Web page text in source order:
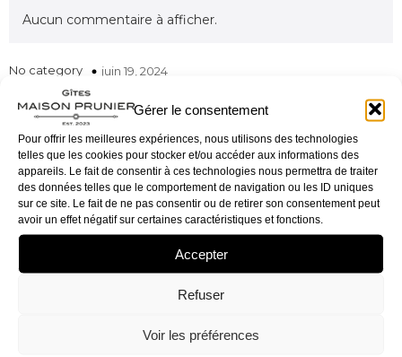
Gérer le consentement
Pour offrir les meilleures expériences, nous utilisons des technologies
telles que les cookies pour stocker et/ou accéder aux informations des
appareils. Le fait de consentir à ces technologies nous permettra de traiter
des données telles que le comportement de navigation ou les ID uniques
sur ce site. Le fait de ne pas consentir ou de retirer son consentement peut
avoir un effet négatif sur certaines caractéristiques et fonctions.
Accepter
Refuser
Voir les préférences
Aucun commentaire à afficher.
No category juin 19, 2024